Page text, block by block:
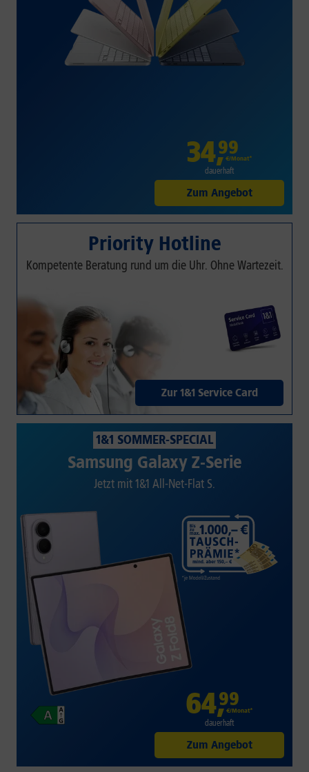
34,99
€/Monat*
dauerhaft
Zum Angebot
Priority Hotline
Kompetente Beratung rund um die Uhr. Ohne Wartezeit.
Zur 1&1 Service Card
1&1 SOMMER-SPECIAL
Samsung Galaxy Z-Serie
Jetzt mit 1&1 All-Net-Flat S.
64,99
€/Monat*
dauerhaft
Zum Angebot